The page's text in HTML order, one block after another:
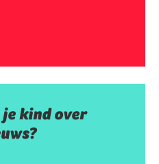
kind over